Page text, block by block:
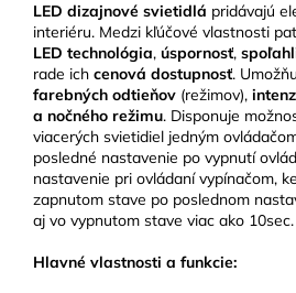
LED dizajnové svietidlá pridávajú
interiéru. Medzi kľúčové vlastnosti
LED technológia, úspornosť,
rade ich cenová dostupnosť.
farebných odtieňov (režimov),
a nočného režimu. Disponuje
viacerých svietidiel jedným
posledné nastavenie po vypnutí
nastavenie pri ovládaní vypínačom,
zapnutom stave po poslednom
aj vo vypnutom stave viac ako 10sec.
Hlavné vlastnosti a funkcie: